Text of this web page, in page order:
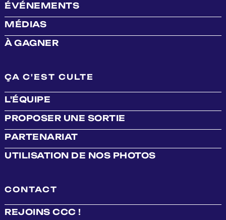
ÉVÉNEMENTS
MÉDIAS
À GAGNER
ÇA C'EST CULTE
L'ÉQUIPE
PROPOSER UNE SORTIE
PARTENARIAT
UTILISATION DE NOS PHOTOS
CONTACT
REJOINS CCC !